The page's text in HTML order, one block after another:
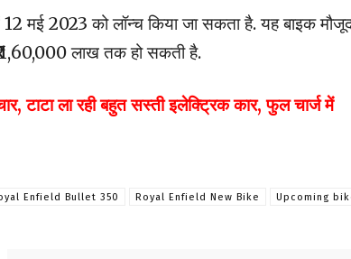
मई 2023 को लॉन्च किया जा सकता है. यह बाइक
1,60,000 लाख तक हो सकती है.
ला रही बहुत सस्ती इलेक्ट्रिक कार, फुल चार्ज में
Enfield Bullet 350 Royal Enfield New Bike Upcoming